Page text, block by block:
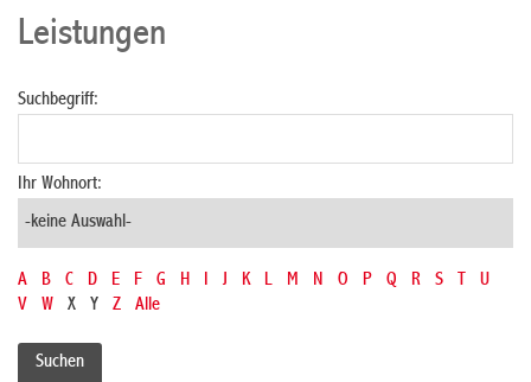
Leistungen
Suchbegriff:
Ihr Wohnort:
A B C D E F G H I J K L M N O P Q R S T
U
V
W X Y Z Alle